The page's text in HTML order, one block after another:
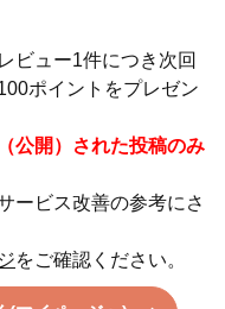
ビュー1件につき次回
ポイントをプレゼン
公開）された投稿のみ
ービス改善の参考にさ
をご確認ください。